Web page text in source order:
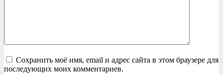
Сохранить моё имя, email и адрес сайта в этом браузере для
последующих моих комментариев.